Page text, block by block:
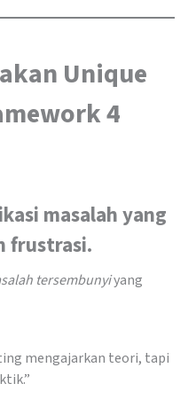
Unique
4
masalah yang
frustrasi.
tersembunyiyang
mengajarkan teori, tapi